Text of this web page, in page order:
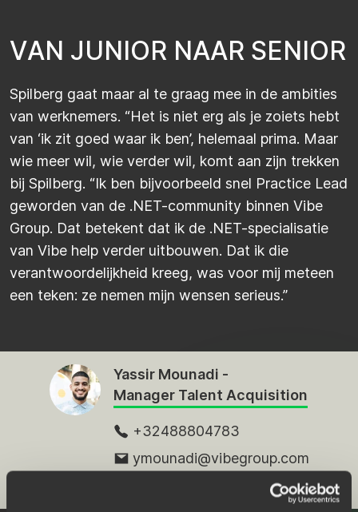
VAN JUNIOR NAAR SENIOR
Spilberg gaat maar al te graag mee in de ambities
van werknemers. “Het is niet erg als je zoiets hebt
van ‘ik zit goed waar ik ben’, helemaal prima. Maar
wie meer wil, wie verder wil, komt aan zijn trekken
bij Spilberg. “Ik ben bijvoorbeeld snel Practice Lead
geworden van de .NET-community binnen Vibe
Group. Dat betekent dat ik de .NET-specialisatie
van Vibe help verder uitbouwen. Dat ik die
verantwoordelijkheid kreeg, was voor mij meteen
een teken: ze nemen mijn wensen serieus.”
Yassir Mounadi -
Manager Talent Acquisition
+32488804783
ymounadi@vibegroup.com